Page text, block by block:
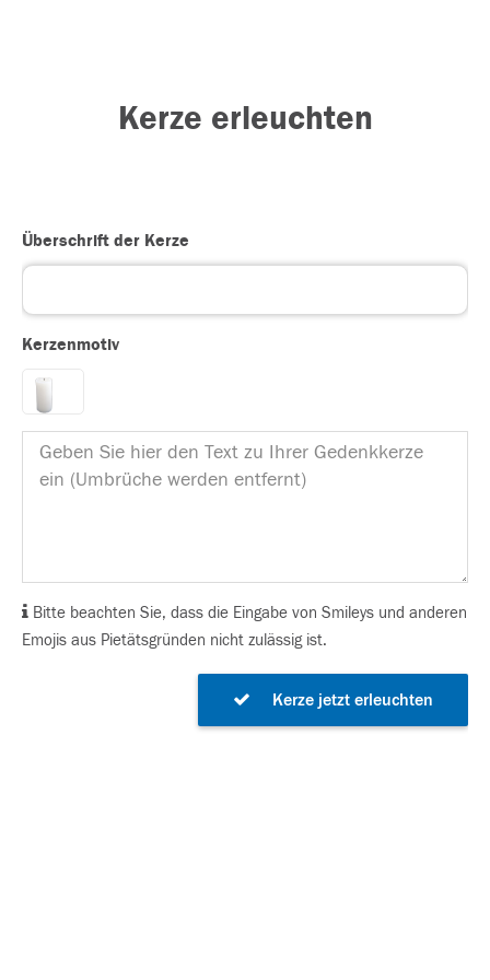
Kerze erleuchten
Überschrift der Kerze
Kerzenmotiv
Bitte beachten Sie, dass die Eingabe von Smileys und anderen
Emojis aus Pietätsgründen nicht zulässig ist.
Kerze jetzt erleuchten